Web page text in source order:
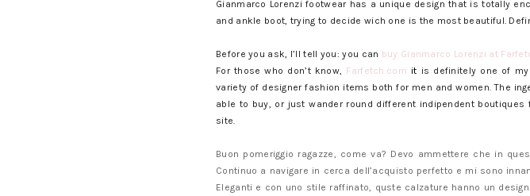
Gianmarco Lorenzi footwear has a unique design that is totally
and ankle boot, trying to decide wich one is the most beautiful.
Before you ask, I’ll tell you: you can buy Gianmarco Lorenzi at
For those who don’t know, Farfetch.com it is definitely one of
variety of designer fashion items both for men and women. The
able to buy, or just wander round different indipendent
site.
Buon pomeriggio ragazze, come va? Devo ammettere che in
Continuo a navigare in cerca dell’acquisto perfetto e mi sono
Eleganti e con uno stile raffinato, quste calzature hanno un